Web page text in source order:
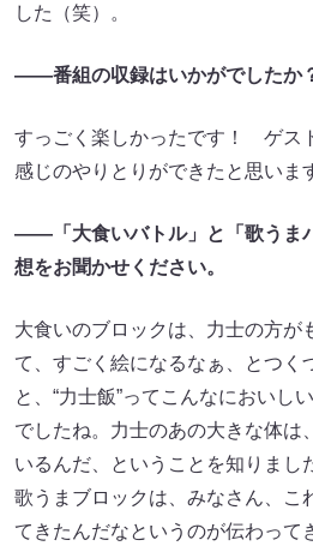
した（笑）。
――番組の収録はいかがでしたか
すっごく楽しかったです！ ゲス
感じのやりとりができたと思いま
――「大食いバトル」と「歌うま
想をお聞かせください。
大食いのブロックは、力士の方が
て、すごく絵になるなぁ、とつく
と、“力士飯”ってこんなにおいし
でしたね。力士のあの大きな体は
いるんだ、ということを知りまし
歌うまブロックは、みなさん、こ
てきたんだなというのが伝わって